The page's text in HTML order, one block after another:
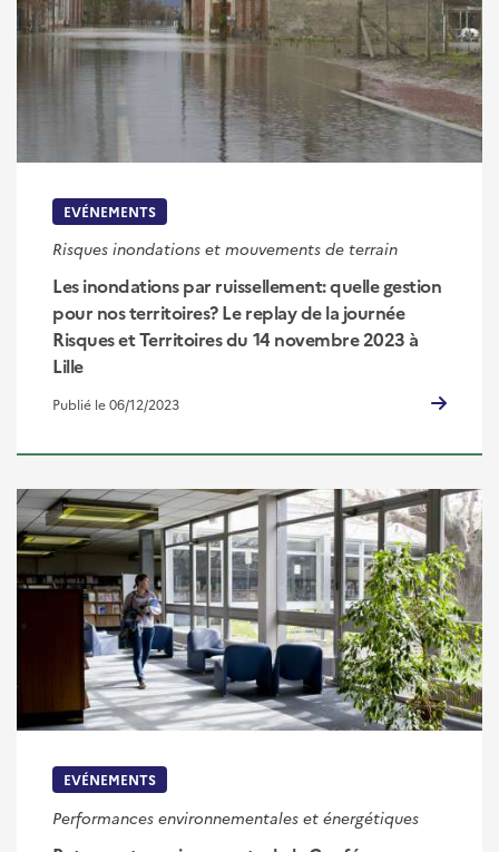
EVÉNEMENTS
Risques inondations et mouvements de terrain
Les inondations par ruissellement: quelle gestion
pour nos territoires? Le replay de la journée
Risques et Territoires du 14 novembre 2023 à
Lille
Publié le 06/12/2023
EVÉNEMENTS
Performances environnementales et énergétiques